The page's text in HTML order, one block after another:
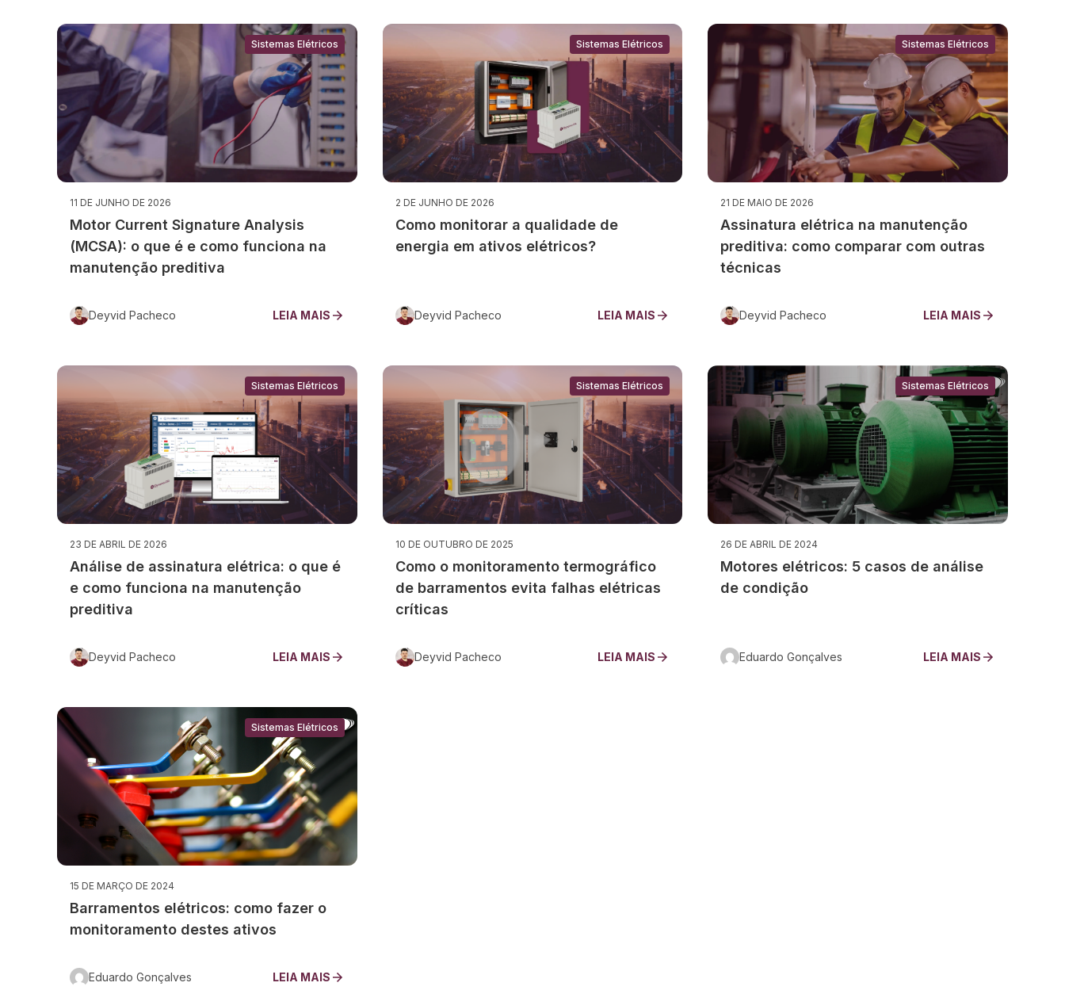
Sistemas Elétricos
11 DE JUNHO DE 2026
Motor Current Signature Analysis
(MCSA): o que é e como funciona na
manutenção preditiva
Deyvid Pacheco LEIA MAIS
Sistemas Elétricos
2 DE JUNHO DE 2026
Como monitorar a qualidade de
energia em ativos elétricos?
Deyvid Pacheco LEIA MAIS
Sistemas Elétricos
21 DE MAIO DE 2026
Assinatura elétrica na manutenção
preditiva: como comparar com outras
técnicas
Deyvid Pacheco LEIA MAIS
Sistemas Elétricos
23 DE ABRIL DE 2026
Análise de assinatura elétrica: o que é
e como funciona na manutenção
preditiva
Deyvid Pacheco LEIA MAIS
Sistemas Elétricos
10 DE OUTUBRO DE 2025
Como o monitoramento termográfico
de barramentos evita falhas elétricas
críticas
Deyvid Pacheco LEIA MAIS
Sistemas Elétricos
26 DE ABRIL DE 2024
Motores elétricos: 5 casos de análise
de condição
Eduardo Gonçalves LEIA MAIS
Sistemas Elétricos
15 DE MARÇO DE 2024
Barramentos elétricos: como fazer o
monitoramento destes ativos
Eduardo Gonçalves LEIA MAIS